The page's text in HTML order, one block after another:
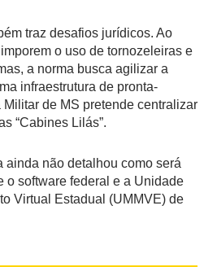
traz desafios jurídicos. Ao
o uso de tornozeleiras e
a norma busca agilizar a
infraestrutura de pronta-
de MS pretende centralizar
“Cabines Lilás”.
ainda não detalhou como será
o software federal e a Unidade
Virtual Estadual (UMMVE) de